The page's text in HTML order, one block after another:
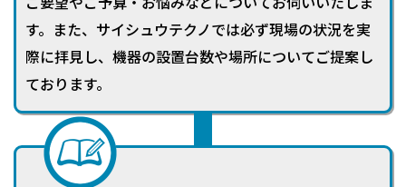
す。また、サイシュウテクノでは必ず現場の状況を実
際に拝見し、機器の設置台数や場所についてご提案し
ております。